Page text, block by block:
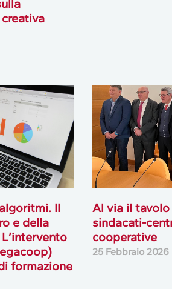
Il
e della
formazione
Al via il
sindacati-
cooperative
25 Febbraio 2026